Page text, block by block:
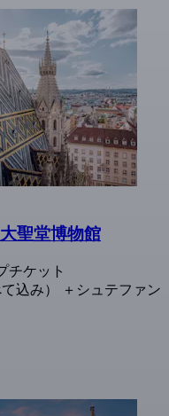
聖堂博物館
チケット
込み） ＋シュテファン